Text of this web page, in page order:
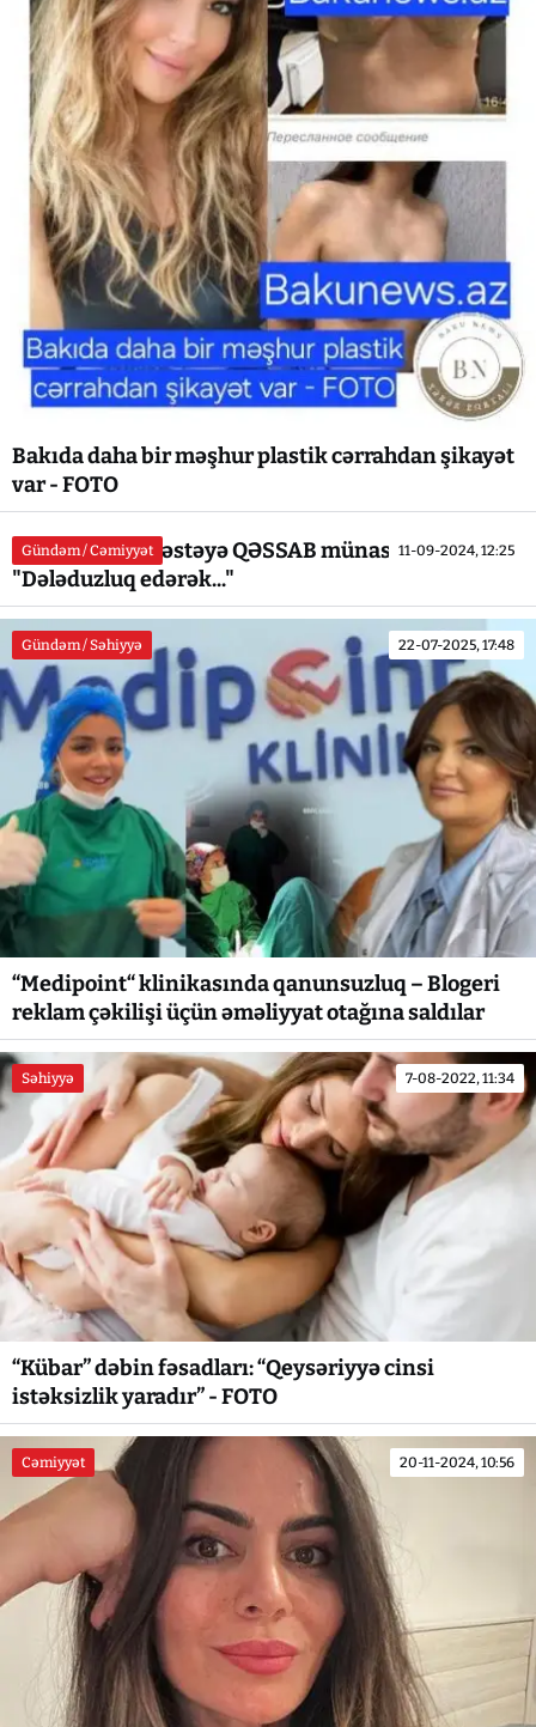
Bakıda daha bir məşhur plastik cərrahdan şikayət
var - FOTO
Gündəm / Cəmiyyət 11-09-2024, 12:25
Dəhşətli fakt: xəstəyə QƏSSAB münasibəti... -
"Dələduzluq edərək..."
Gündəm / Səhiyyə 22-07-2025, 17:48
“Medipoint“ klinikasında qanunsuzluq – Blogeri
reklam çəkilişi üçün əməliyyat otağına saldılar
Səhiyyə 7-08-2022, 11:34
“Kübar” dəbin fəsadları: “Qeysəriyyə cinsi
istəksizlik yaradır” - FOTO
Cəmiyyət 20-11-2024, 10:56